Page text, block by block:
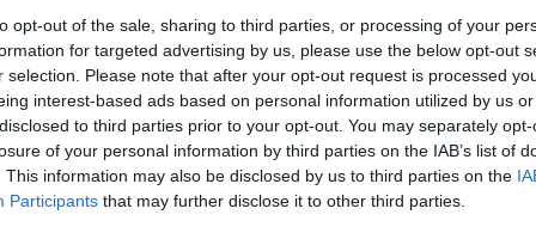
opt-out of the sale, sharing to third parties, or processing of your
for targeted advertising by us, please use the below opt-out
selection. Please note that after your opt-out request is processed
interest-based ads based on personal information utilized by us
to third parties prior to your opt-out. You may separately
of your personal information by third parties on the IAB’s list of
This information may also be disclosed by us to third parties on the
Participants that may further disclose it to other third parties.
της συλλογής Μάνου Κατράκη στη
- Η Ομηρική Λακεδαίμονα είναι η
- Η αναγέννηση της Σπάρτης τον 1ο